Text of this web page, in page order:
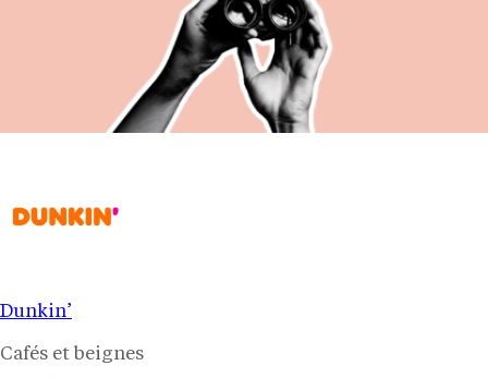
Dunkin’
Cafés et beignes